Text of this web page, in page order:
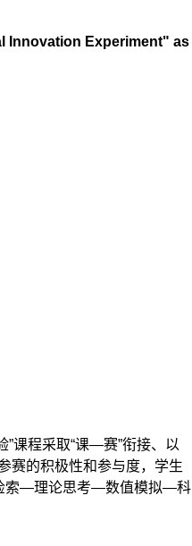
Innovation Experiment" as
课程采取“课—赛”衔接、以
赛的积极性和参与度，学生
索—理论思考—数值模拟—科